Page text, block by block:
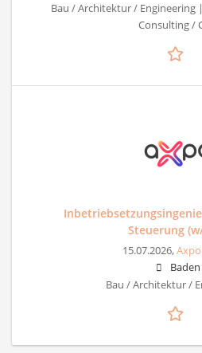
Bau / Architektur /
Consulting /
Steuerung
15.07.2026,
Baden
Bau / Architektur /